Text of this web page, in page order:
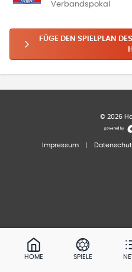
Verbandspokal
FÜGE DEN SPIELPLAN
© 2026
Impressum
HOME SPIELE